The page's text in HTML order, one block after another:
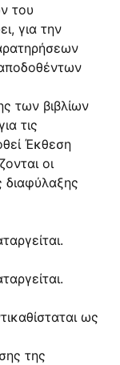
του
για την
των βιβλίων
τις
Έκθεση
οι
διαφύλαξης
ως
της